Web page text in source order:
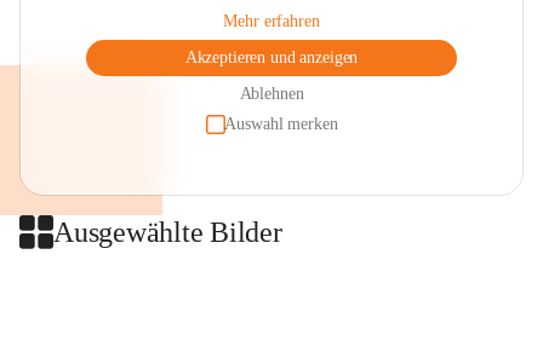
Mehr erfahren
Akzeptieren und anzeigen
Ablehnen
Auswahl merken
Ausgewählte Bilder